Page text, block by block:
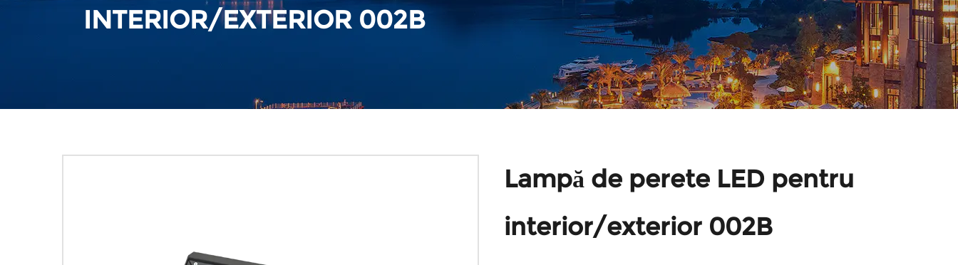
INTERIOR/EXTERIOR 002B
Lampă de perete LED pentru
interior/exterior 002B